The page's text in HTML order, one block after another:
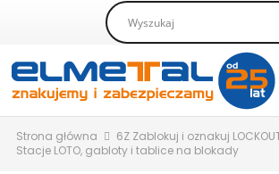
Strona główna
6Z Zablokuj i oznakuj
Stacje LOTO, gabloty i tablice na blokady